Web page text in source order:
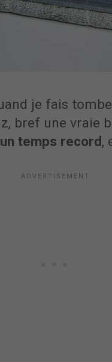
je fais
bref une vraie
temps record,